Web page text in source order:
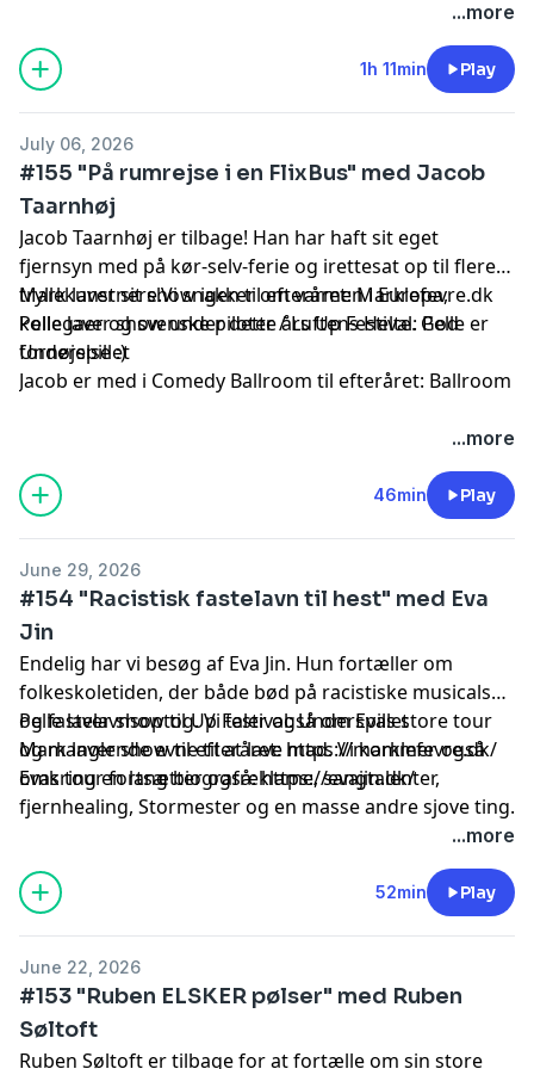
Hosted by Simplecast, an AdsWizz company. See
for information about our collection
and use of personal data for advertising.
...more
1h 11min Play
July 06, 2026
#155 "På rumrejse i en FlixBus" med Jacob
Taarnhøj
Jacob Taarnhøj er tilbage! Han har haft sit eget
fjernsyn med på kør-selv-ferie og irettesat op til flere
tryllekunstnere.Vi snakker om varmen i Europa,
kollegaer og svenske piloter / Luftens Helte. God
fornøjelse :)
Mark laver sit show igen til efteråret:Marklefevre.dk
Pelle laver show under dette års Up Festival: Pelle er
Underspillet
Jacob er med i Comedy Ballroom til efteråret: Ballroom
Hosted by Simplecast, an AdsWizz company. See
for information about our collection
and use of personal data for advertising.
...more
46min Play
June 29, 2026
#154 "Racistisk fastelavn til hest" med Eva
Jin
Endelig har vi besøg af Eva Jin. Hun fortæller om
folkeskoletiden, der både bød på racistiske musicals
og fastelavnsoptog. Vi taler også om Evas store tour
og manglende evne til at lave mad. Vi kommer også
omkring en lang biografreklame, sangtalenter,
fjernhealing, Stormester og en masse andre sjove ting.
Pelle laver show til Up Festival:Underspillet
Mark laver show til efteråret:https://marklefevre.dk/
Evas tour fortsætter også:https://evajin.dk/
Hosted by Simplecast, an AdsWizz company. See
for information about our collection
and use of personal data for advertising.
...more
52min Play
June 22, 2026
#153 "Ruben ELSKER pølser" med Ruben
Søltoft
Ruben Søltoft er tilbage for at fortælle om sin store